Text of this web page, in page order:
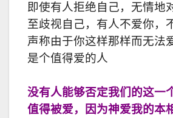
即使有人拒绝自己，无情地
至歧视自己，有人不爱你，
声称由于你这样那样而无法
是个值得爱的人
没有人能够否定我们的这一
值得被爱，因为神爱我的本